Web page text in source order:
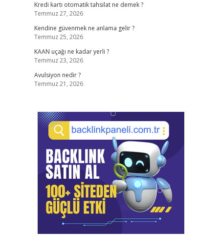
Kredi kartı otomatik tahsilat ne demek ?
Temmuz 27, 2026
Kendine güvenmek ne anlama gelir ?
Temmuz 25, 2026
KAAN uçağı ne kadar yerli ?
Temmuz 23, 2026
Avulsiyon nedir ?
Temmuz 21, 2026